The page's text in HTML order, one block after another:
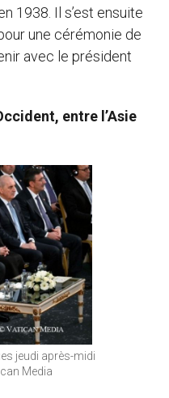
1938. Il s’est ensuite
une cérémonie de
avec le président
entre l’Asie
jeudi après-midi
Media